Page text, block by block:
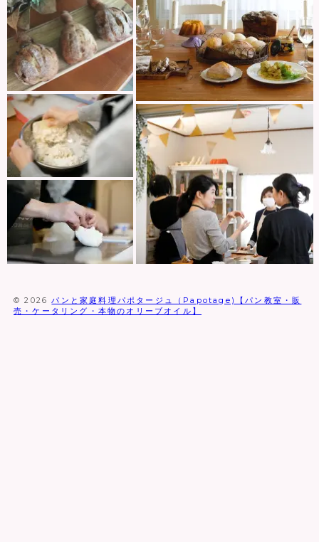
© 2026 パンと家庭料理パポタージュ（Papotage)【パン教室・販
売・ケータリング・本物のオリーブオイル】